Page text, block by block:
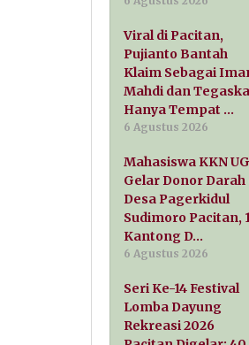
Viral di Pacitan,
Pujianto Bantah
Klaim Sebagai
Mahdi dan
Hanya Tempat …
6 Agustus 2026
Mahasiswa KKN
Gelar Donor Darah
Desa Pagerkidul
Sudimoro Pacitan,
Kantong D…
6 Agustus 2026
Seri Ke-14 Festival
Lomba Dayung
Rekreasi 2026